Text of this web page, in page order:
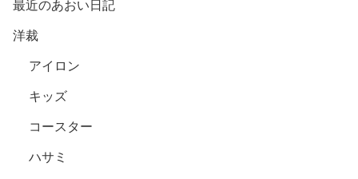
最近のあおい日記
洋裁
アイロン
キッズ
コースター
ハサミ